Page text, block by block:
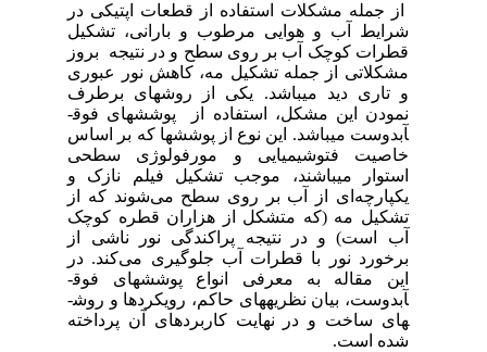
از جمله مشکلات استفاده از قطعات اپتیکی در
شرایط آب و هوایی مرطوب و بارانی، تشکیل
قطرات کوچک آب بر روی سطح و در نتیجه بروز
مشکلاتی از جمله تشکیل مه، کاهش نور عبوری
و تاری دید می­باشد. یکی از روش­های برطرف
نمودن این مشکل، استفاده از پوشش­های فوق­
آبدوست می­باشد. این نوع از پوشش­ها که بر اساس
خاصیت فتوشیمیایی و مورفولوژی سطحی
استوار می­باشند، موجب تشکیل فیلم نازک و
یکپارچه‌ای از آب بر روی سطح می‌شوند که از
تشکیل مه (که متشکل از هزاران قطره کوچک
آب است) و در نتیجه پراکندگی نور ناشی از
برخورد نور با قطرات آب جلوگیری می‌کند. در
این مقاله به معرفی انواع پوشش­های فوق­
آبدوست، بیان نظریه­های حاکم، رویکردها و روش­
های ساخت و در نهایت کاربردهای آن پرداخته
شده است.